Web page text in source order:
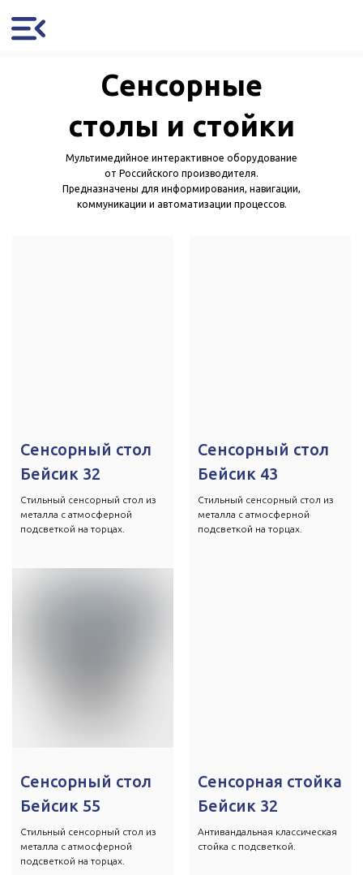
Сенсорные
столы и стойки
Мультимедийное интерактивное оборудование
от Российского производителя.
Предназначены для информирования, навигации,
коммуникации и автоматизации процессов.
Сенсорный стол
Бейсик 32
Стильный сенсорный стол из
металла с атмосферной
подсветкой на торцах.
Сенсорный стол
Бейсик 43
Стильный сенсорный стол из
металла с атмосферной
подсветкой на торцах.
Сенсорный стол
Бейсик 55
Стильный сенсорный стол из
металла с атмосферной
подсветкой на торцах.
Сенсорная стойка
Бейсик 32
Антивандальная классическая
стойка с подсветкой.